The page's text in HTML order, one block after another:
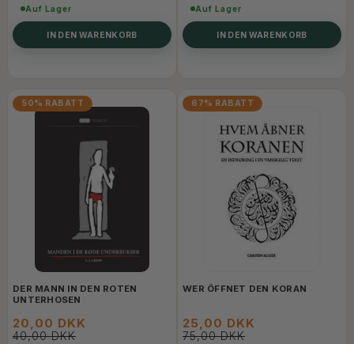
Auf Lager
IN DEN WARENKORB
Auf Lager
IN DEN WARENKORB
50% RABATT
DER MANN IN DEN ROTEN
UNTERHOSEN
20,00 DKK
40,00 DKK
67% RABATT
WER ÖFFNET DEN KORAN
25,00 DKK
75,00 DKK